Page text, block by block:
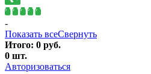
-
Показать всеСвернуть
Итого: 0 руб.
0 шт.
Авторизоваться